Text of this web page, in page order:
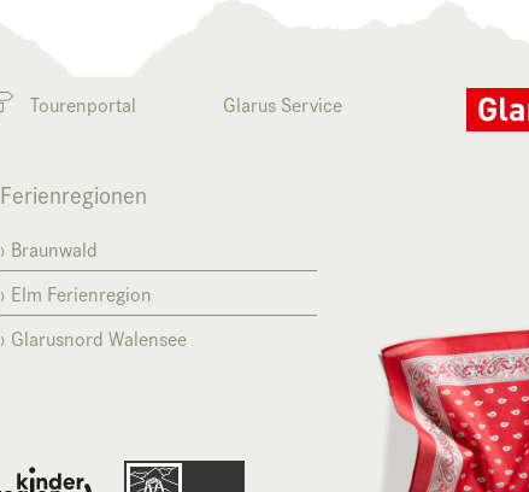
Tourenportal Glarus Service
Ferienregionen
Braunwald
Elm Ferienregion
Glarusnord Walensee